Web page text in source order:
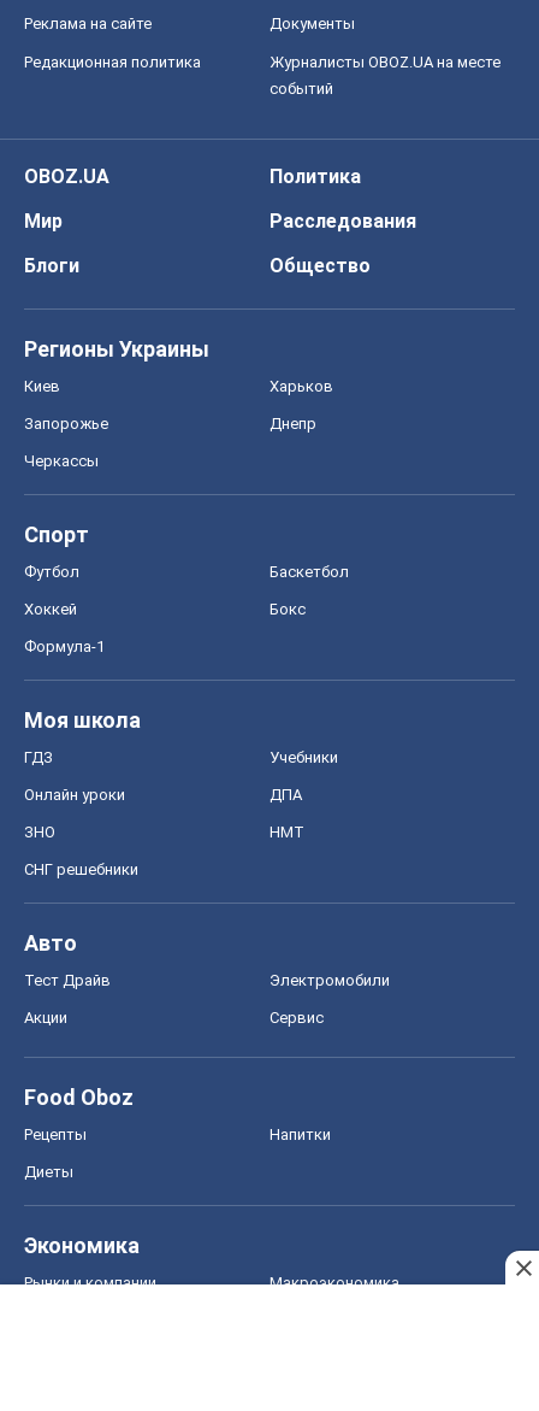
Реклама на сайте Документы
Редакционная политика
Журналисты OBOZ.UA на месте
событий
OBOZ.UA
Политика
Мир
Расследования
Блоги
Общество
Регионы Украины
Киев Харьков
Запорожье Днепр
Черкассы
Спорт
Футбол Баскетбол
Хоккей Бокс
Формула-1
Моя школа
ГДЗ Учебники
Онлайн уроки ДПА
ЗНО НМТ
СНГ решебники
Авто
Тест Драйв Электромобили
Акции Сервис
Food Oboz
Рецепты Напитки
Диеты
Экономика
Рынки и компании Mакроэкономика